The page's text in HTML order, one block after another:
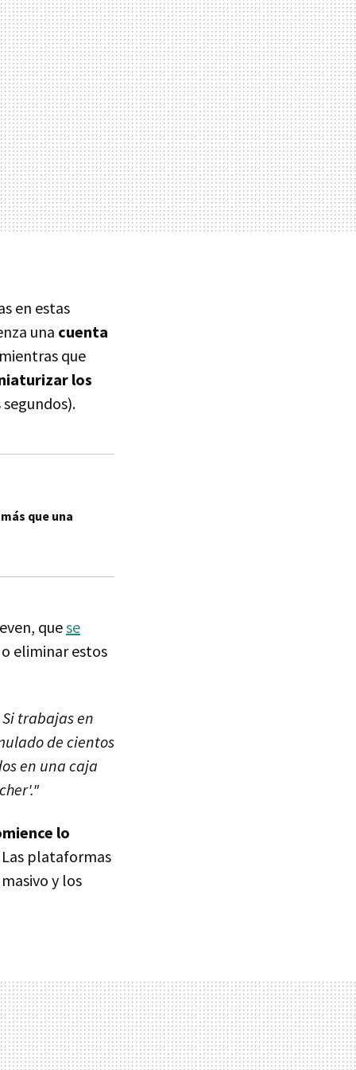
en estas
una cuenta
que
los
que una
quese
eliminar estos
trabajas en
de cientos
en una caja
lo
Las plataformas
y los